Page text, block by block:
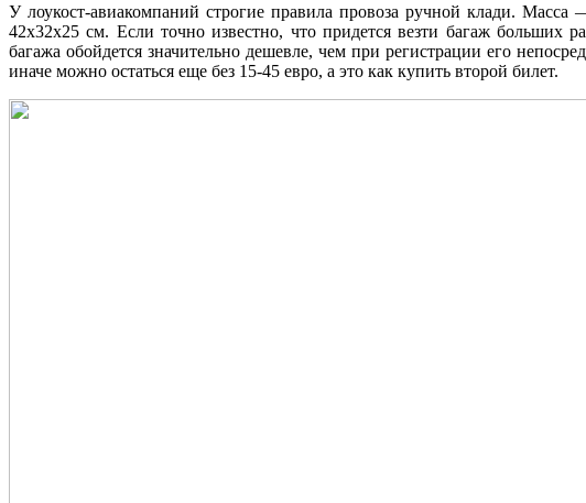
У лоукост-авиакомпаний строгие правила провоза ручной клади.
42x32x25 см. Если точно известно, что придется везти багаж больших
багажа обойдется значительно дешевле, чем при регистрации его
иначе можно остаться еще без 15-45 евро, а это как купить второй билет.